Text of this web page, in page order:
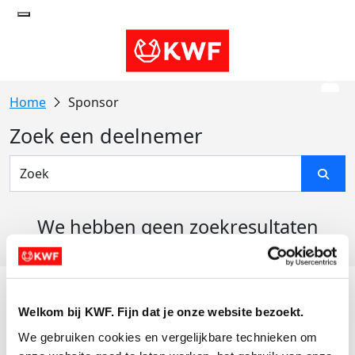
Welkom bij KWF. Fijn dat je onze website bezoekt.
We gebruiken cookies en vergelijkbare technieken om
Sponsor
Zoek een deelnemer
We hebben geen zoekresultaten
Actiematerialen
Evenementen